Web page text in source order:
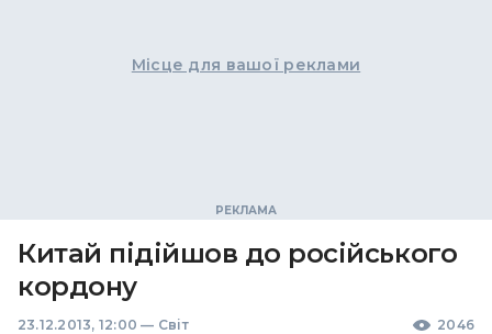
Місце для вашої реклами
Китай підійшов до російського
кордону
23.12.2013, 12:00 — Світ 2046